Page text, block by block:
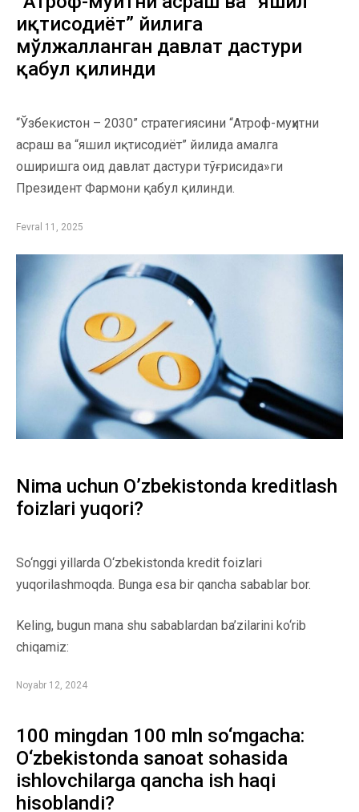
иқтисодиёт” йилига
мўлжалланган давлат дастури
қабул қилинди
“Ўзбекистон – 2030” стратегиясини “Атроф-муҳитни
асраш ва “яшил иқтисодиёт” йилида амалга
оширишга оид давлат дастури тўғрисида»ги
Президент Фармони қабул қилинди.
Fevral 11, 2025
Nima uchun O’zbekistonda kreditlash
foizlari yuqori?
So‘nggi yillarda O‘zbekistonda kredit foizlari
yuqorilashmoqda. Bunga esa bir qancha sabablar bor.
Keling, bugun mana shu sabablardan ba’zilarini ko‘rib
chiqamiz:
Noyabr 12, 2024
100 mingdan 100 mln so‘mgacha:
O‘zbekistonda sanoat sohasida
ishlovchilarga qancha ish haqi
hisoblandi?